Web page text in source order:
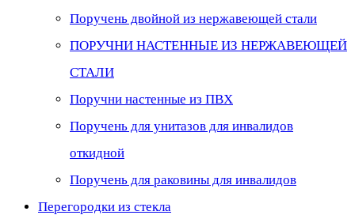
Поручень двойной из нержавеющей стали
ПОРУЧНИ НАСТЕННЫЕ ИЗ НЕРЖАВЕЮЩЕЙ
СТАЛИ
Поручни настенные из ПВХ
Поручень для унитазов для инвалидов
откидной
Поручень для раковины для инвалидов
Перегородки из стекла